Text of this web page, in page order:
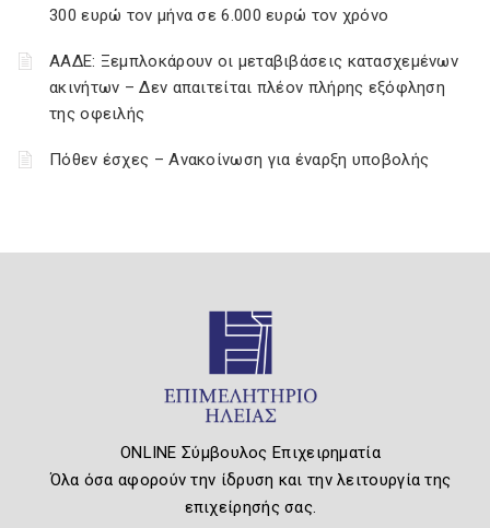
300 ευρώ τον μήνα σε 6.000 ευρώ τον χρόνο
ΑΑΔΕ: Ξεμπλοκάρουν οι μεταβιβάσεις κατασχεμένων
ακινήτων – Δεν απαιτείται πλέον πλήρης εξόφληση
της οφειλής
Πόθεν έσχες – Ανακοίνωση για έναρξη υποβολής
ONLINE Σύμβουλος Επιχειρηματία
Όλα όσα αφορούν την ίδρυση και την λειτουργία της
επιχείρησής σας.